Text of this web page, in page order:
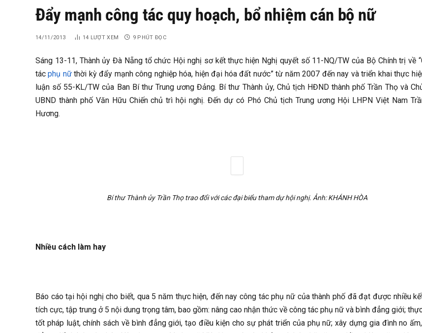
Đẩy mạnh công tác quy hoạch, bổ nhiệm cán bộ nữ
14/11/2013 14 LƯỢT XEM 9 PHÚT ĐỌC
Sáng 13-11, Thành ủy Đà Nẵng tổ chức Hội nghị sơ kết thực hiện Nghị quyết số 11-NQ/TW của Bộ Chính trị về
tácphụ nữthời kỳ đẩy mạnh công nghiệp hóa, hiện đại hóa đất nước” từ năm 2007 đến nay và triển khai thực
luận số 55-KL/TW của Ban Bí thư Trung ương Đảng. Bí thư Thành ủy, Chủ tịch HĐND thành phố Trần Thọ và
UBND thành phố Văn Hữu Chiến chủ trì hội nghị. Đến dự có Phó Chủ tịch Trung ương Hội LHPN Việt Nam
Hương.
Bí thư Thành ủy Trần Thọ trao đổi với các đại biểu tham dự hội nghị. Ảnh: KHÁNH HÒA
Nhiều cách làm hay
Báo cáo tại hội nghị cho biết, qua 5 năm thực hiện, đến nay công tác phụ nữ của thành phố đã đạt được nhiều
tích cực, tập trung ở 5 nội dung trọng tâm, bao gồm: nâng cao nhận thức về công tác phụ nữ và bình đẳng giới;
tốt pháp luật, chính sách về bình đẳng giới, tạo điều kiện cho sự phát triển của phụ nữ; xây dựng gia đình no